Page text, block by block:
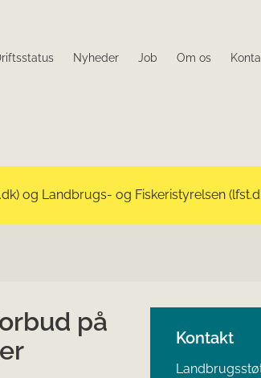
Nyheder Job Om os
og Landbrugs- og Fiskeristyrelsen
på
Kontakt